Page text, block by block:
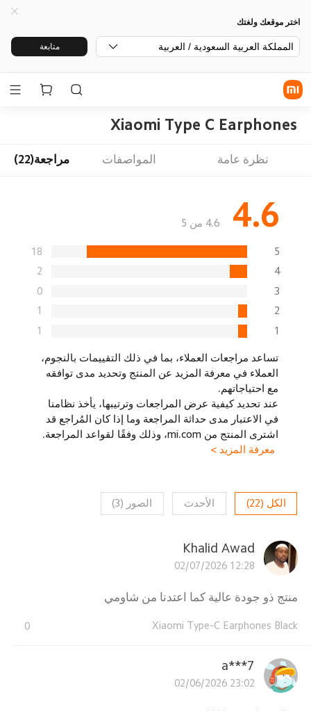
اختر موقعك ولغتك
المملكة العربية السعودية / العربية متابعة
Xiaomi Type C Earphones
نظرة عامة المواصفات مراجعة(22)
4.6 4.6 من 5
5
18
4
2
3
0
2
1
1
1
تساعد مراجعات العملاء، بما في ذلك التقييمات بالنجوم،
العملاء في معرفة المزيد عن المنتج وتحديد مدى توافقه
مع احتياجاتهم.
عند تحديد كيفية عرض المراجعات وترتيبها، يأخذ نظامنا
في الاعتبار مدى حداثة المراجعة وما إذا كان المُراجع قد
اشترى المنتج من mi.com، وذلك وفقًا لقواعد المراجعة.
معرفة المزيد >
الكل (
22
) الأحدث الصور (
3
)
Khalid Awad
02/07/2026 12:28
منتج ذو جودة عالية كما اعتدنا من شاومي
Xiaomi Type-C Earphones Black
0
7***a
02/06/2026 23:02